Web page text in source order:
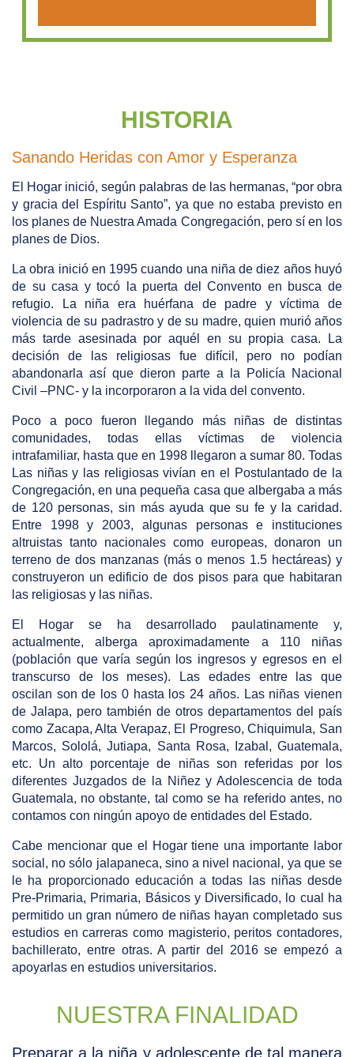
HISTORIA
Sanando Heridas con Amor y Esperanza
El Hogar inició, según palabras de las hermanas, “por obra
y gracia del Espíritu Santo”, ya que no estaba previsto en
los planes de Nuestra Amada Congregación, pero sí en los
planes de Dios.
La obra inició en 1995 cuando una niña de diez años huyó
de su casa y tocó la puerta del Convento en busca de
refugio. La niña era huérfana de padre y víctima de
violencia de su padrastro y de su madre, quien murió años
más tarde asesinada por aquél en su propia casa. La
decisión de las religiosas fue difícil, pero no podían
abandonarla así que dieron parte a la Policía Nacional
Civil –PNC- y la incorporaron a la vida del convento.
Poco a poco fueron llegando más niñas de distintas
comunidades, todas ellas víctimas de violencia
intrafamiliar, hasta que en 1998 llegaron a sumar 80. Todas
Las niñas y las religiosas vivían en el Postulantado de la
Congregación, en una pequeña casa que albergaba a más
de 120 personas, sin más ayuda que su fe y la caridad.
Entre 1998 y 2003, algunas personas e instituciones
altruistas tanto nacionales como europeas, donaron un
terreno de dos manzanas (más o menos 1.5 hectáreas) y
construyeron un edificio de dos pisos para que habitaran
las religiosas y las niñas.
El Hogar se ha desarrollado paulatinamente y,
actualmente, alberga aproximadamente a 110 niñas
(población que varía según los ingresos y egresos en el
transcurso de los meses). Las edades entre las que
oscilan son de los 0 hasta los 24 años. Las niñas vienen
de Jalapa, pero también de otros departamentos del país
como Zacapa, Alta Verapaz, El Progreso, Chiquimula, San
Marcos, Sololá, Jutiapa, Santa Rosa, Izabal, Guatemala,
etc. Un alto porcentaje de niñas son referidas por los
diferentes Juzgados de la Niñez y Adolescencia de toda
Guatemala, no obstante, tal como se ha referido antes, no
contamos con ningún apoyo de entidades del Estado.
Cabe mencionar que el Hogar tiene una importante labor
social, no sólo jalapaneca, sino a nivel nacional, ya que se
le ha proporcionado educación a todas las niñas desde
Pre-Primaria, Primaria, Básicos y Diversificado, lo cual ha
permitido un gran número de niñas hayan completado sus
estudios en carreras como magisterio, peritos contadores,
bachillerato, entre otras. A partir del 2016 se empezó a
apoyarlas en estudios universitarios.
NUESTRA FINALIDAD
Preparar a la niña y adolescente de tal manera